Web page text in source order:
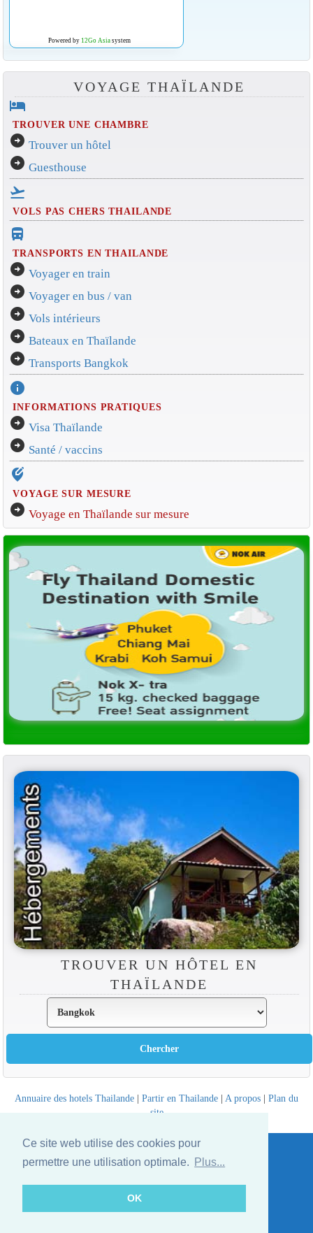
Ce site web utilise des cookies pour
permettre une utilisation optimale.
Plus...
OK
Powered by 12Go Asiasystem
VOYAGE THAÏLANDE
hotel
TROUVER UNE CHAMBRE
arrow_circle_right Trouver un hôtel
arrow_circle_right Guesthouse
flight_takeoff
VOLS PAS CHERS THAILANDE
directions_bus_filled
TRANSPORTS EN THAILANDE
arrow_circle_right Voyager en train
arrow_circle_right Voyager en bus / van
arrow_circle_right Vols intérieurs
arrow_circle_right Bateaux en Thaïlande
arrow_circle_right Transports Bangkok
info
INFORMATIONS PRATIQUES
arrow_circle_right Visa Thaïlande
arrow_circle_right Santé / vaccins
edit_location_alt
VOYAGE SUR MESURE
arrow_circle_right Voyage en Thaïlande sur mesure
TROUVER UN HÔTEL EN
THAÏLANDE
Annuaire des hotels Thailande | Partir en Thailande | A propos | Plan du
site